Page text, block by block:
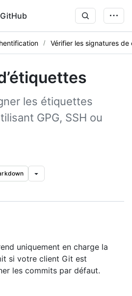
Vérifier les signatures de
les étiquettes
GPG, SSH ou
uniquement en charge la
si votre client Git est
les commits par défaut.